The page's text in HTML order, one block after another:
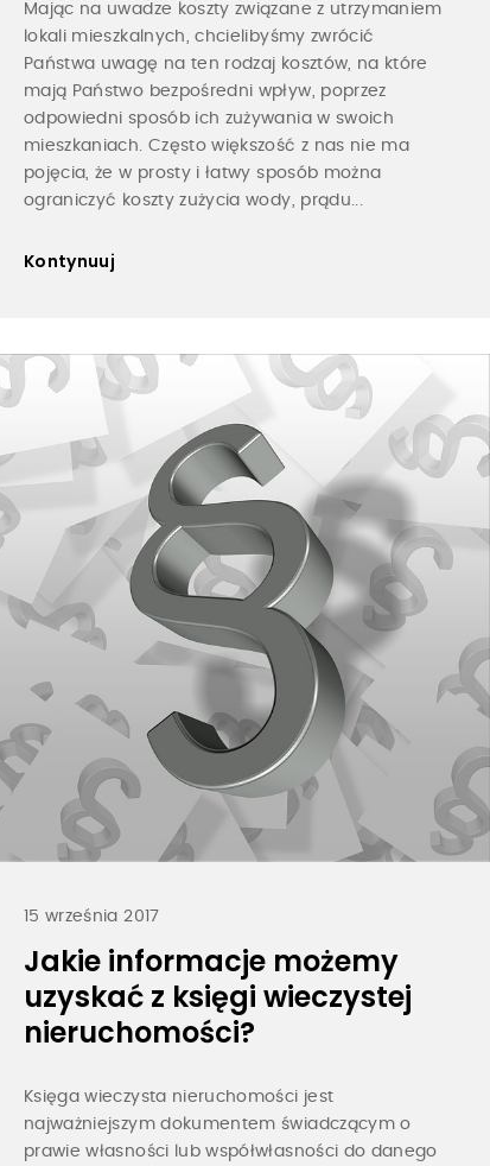
Mając na uwadze koszty związane z utrzymaniem
lokali mieszkalnych, chcielibyśmy zwrócić
Państwa uwagę na ten rodzaj kosztów, na które
mają Państwo bezpośredni wpływ, poprzez
odpowiedni sposób ich zużywania w swoich
mieszkaniach. Często większość z nas nie ma
pojęcia, że w prosty i łatwy sposób można
ograniczyć koszty zużycia wody, prądu...
Kontynuuj
15 września 2017
Jakie informacje możemy
uzyskać z księgi wieczystej
nieruchomości?
Księga wieczysta nieruchomości jest
najważniejszym dokumentem świadczącym o
prawie własności lub współwłasności do danego